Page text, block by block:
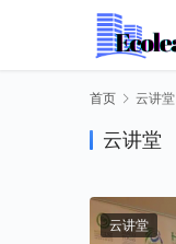
首页 云讲堂
云讲堂
云讲堂